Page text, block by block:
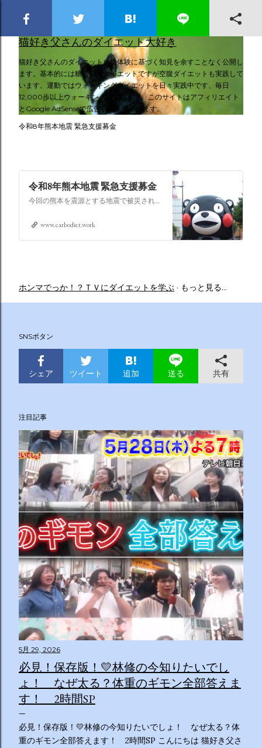
スキップしてメイン コンテンツに移動
猫好き父さんのダイエット大好き
猫好き父さんのダイエット成功体験に基づく知見を余すことなく公開し
ます。基本的には糖質制限ダイエットですが空腹ダイエットも実践して
います。運動ではウォーキングダイエットを日々実践中です、毎日
12,000歩以上ウォーキングしています。このサイトはアフィリエイト
とGoogle AdSenseで広告収入を得ています。
令和8年熊本地震 緊急支援募金
令和8年熊本地震 緊急支援募金
今回の熊本を震源とする地震で被災された皆さままだまだ余震も続き大変な時間を過ごされていると思います。心よりお見舞い申し上げます
www.carbodiet.work
ホンマでっか！？ＴＶにダイエットを学ぶ もっと見る…
SNSボタン
シェア ツイート 追加 送る 共有
注目記事
5月 29, 2026
必見！保存版！💛林修の今知りたいでし
ょ！ なぜ太る？体重のギモン全部答えま
す！ 2時間SP
必見！保存版！💛林修の今知りたいでしょ！ なぜ太る？体
重のギモン全部答えます！ 2時間SP こんにちは 猫好き父さ